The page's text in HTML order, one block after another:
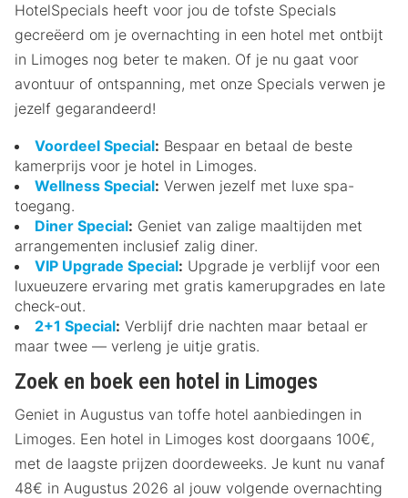
HotelSpecials heeft voor jou de tofste Specials
gecreëerd om je overnachting in een hotel met ontbijt
in Limoges nog beter te maken. Of je nu gaat voor
avontuur of ontspanning, met onze Specials verwen je
jezelf gegarandeerd!
Voordeel Special: Bespaar en betaal de beste
kamerprijs voor je hotel in Limoges.
Wellness Special: Verwen jezelf met luxe spa-
toegang.
Diner Special: Geniet van zalige maaltijden met
arrangementen inclusief zalig diner.
VIP Upgrade Special: Upgrade je verblijf voor een
luxueuzere ervaring met gratis kamerupgrades en late
check-out.
2+1 Special: Verblijf drie nachten maar betaal er
maar twee — verleng je uitje gratis.
Zoek en boek een hotel in Limoges
Geniet in Augustus van toffe hotel aanbiedingen in
Limoges. Een hotel in Limoges kost doorgaans 100€,
met de laagste prijzen doordeweeks. Je kunt nu vanaf
48€ in Augustus 2026 al jouw volgende overnachting